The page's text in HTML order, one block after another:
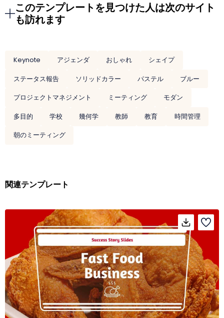
このテンプレートを見つけた人は次のサイト
も訪れます
Keynote アジェンダ おしゃれ
シェイプ
ステータス報告
ソリッドカラー パステル
ブルー
プロジェクトマネジメント
ミーティング
モダン
多目的
学校 幾何学 教師 教育
時間管理
朝のミーティング
関連テンプレート